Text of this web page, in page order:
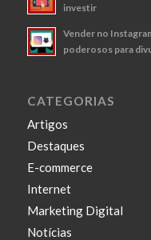
investir
Vender no
poderosos para
CATEGORIAS
Artigos
Destaques
E-commerce
Internet
Marketing Digital
Notícias